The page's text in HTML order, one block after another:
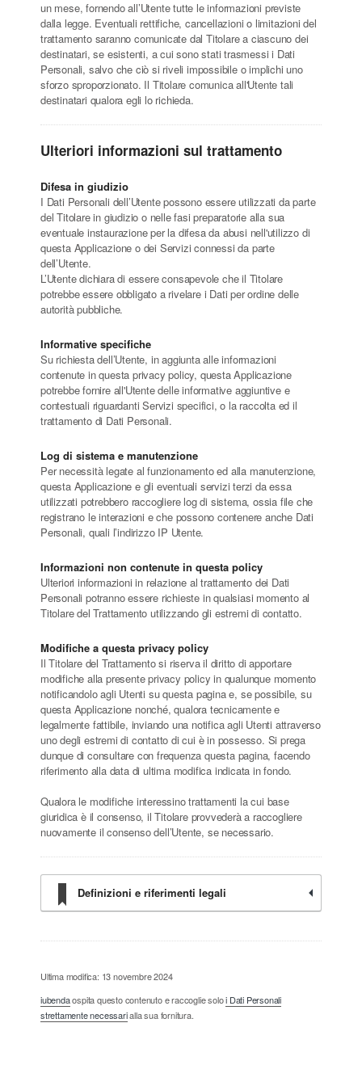
un mese, fornendo all’Utente tutte le informazioni previste
dalla legge. Eventuali rettifiche, cancellazioni o limitazioni del
trattamento saranno comunicate dal Titolare a ciascuno dei
destinatari, se esistenti, a cui sono stati trasmessi i Dati
Personali, salvo che ciò si riveli impossibile o implichi uno
sforzo sproporzionato. Il Titolare comunica all'Utente tali
destinatari qualora egli lo richieda.
Ulteriori informazioni sul trattamento
Difesa in giudizio
I Dati Personali dell’Utente possono essere utilizzati da parte
del Titolare in giudizio o nelle fasi preparatorie alla sua
eventuale instaurazione per la difesa da abusi nell'utilizzo di
questa Applicazione o dei Servizi connessi da parte
dell’Utente.
L’Utente dichiara di essere consapevole che il Titolare
potrebbe essere obbligato a rivelare i Dati per ordine delle
autorità pubbliche.
Informative specifiche
Su richiesta dell’Utente, in aggiunta alle informazioni
contenute in questa privacy policy, questa Applicazione
potrebbe fornire all'Utente delle informative aggiuntive e
contestuali riguardanti Servizi specifici, o la raccolta ed il
trattamento di Dati Personali.
Log di sistema e manutenzione
Per necessità legate al funzionamento ed alla manutenzione,
questa Applicazione e gli eventuali servizi terzi da essa
utilizzati potrebbero raccogliere log di sistema, ossia file che
registrano le interazioni e che possono contenere anche Dati
Personali, quali l’indirizzo IP Utente.
Informazioni non contenute in questa policy
Ulteriori informazioni in relazione al trattamento dei Dati
Personali potranno essere richieste in qualsiasi momento al
Titolare del Trattamento utilizzando gli estremi di contatto.
Modifiche a questa privacy policy
Il Titolare del Trattamento si riserva il diritto di apportare
modifiche alla presente privacy policy in qualunque momento
notificandolo agli Utenti su questa pagina e, se possibile, su
questa Applicazione nonché, qualora tecnicamente e
legalmente fattibile, inviando una notifica agli Utenti attraverso
uno degli estremi di contatto di cui è in possesso. Si prega
dunque di consultare con frequenza questa pagina, facendo
riferimento alla data di ultima modifica indicata in fondo.
Qualora le modifiche interessino trattamenti la cui base
giuridica è il consenso, il Titolare provvederà a raccogliere
nuovamente il consenso dell’Utente, se necessario.
Definizioni e riferimenti legali
Ultima modifica: 13 novembre 2024
iubendaospita questo contenuto e raccoglie soloi Dati Personali
strettamente necessarialla sua fornitura.